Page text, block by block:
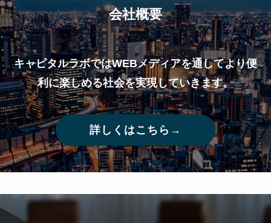
会社概要
キャピタルラボではWEBメディアを通してより便
利に楽しめる社会を実現していきます。
詳しくはこちら→